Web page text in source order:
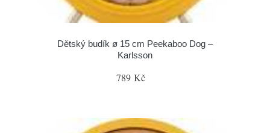
Dětský budík ø 15 cm Peekaboo Dog –
Karlsson
789 Kč